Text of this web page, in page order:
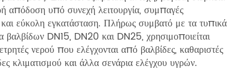
απόδοση υπό συνεχή λειτουργία, συμπαγές
εύκολη εγκατάσταση. Πλήρως συμβατό με τα τυπικά
βαλβίδων DN15, DN20 και DN25, χρησιμοποιείται
νερού που ελέγχονται από βαλβίδες, καθαριστές
κλιματισμού και άλλα σενάρια ελέγχου υγρών.